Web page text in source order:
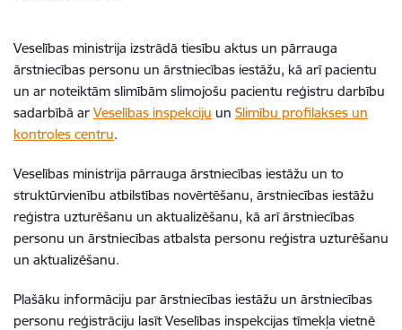
Veselības ministrija izstrādā tiesību aktus un pārrauga
ārstniecības personu un ārstniecības iestāžu, kā arī pacientu
un ar noteiktām slimībām slimojošu pacientu reģistru darbību
sadarbībā ar Veselības inspekciju un Slimību profilakses un
kontroles centru.
Veselības ministrija pārrauga ārstniecības iestāžu un to
struktūrvienību atbilstības novērtēšanu, ārstniecības iestāžu
reģistra uzturēšanu un aktualizēšanu, kā arī ārstniecības
personu un ārstniecības atbalsta personu reģistra uzturēšanu
un aktualizēšanu.
Plašāku informāciju par ārstniecības iestāžu un ārstniecības
personu reģistrāciju lasīt Veselības inspekcijas tīmekļa vietnē